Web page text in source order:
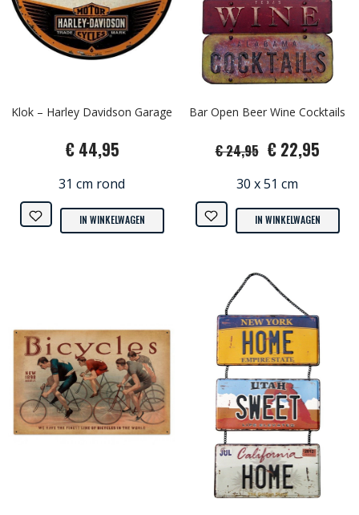
Klok – Harley Davidson Garage
€ 44,95
31 cm rond
IN WINKELWAGEN
Bar Open Beer Wine Cocktails
€ 24,95 € 22,95
30 x 51 cm
IN WINKELWAGEN